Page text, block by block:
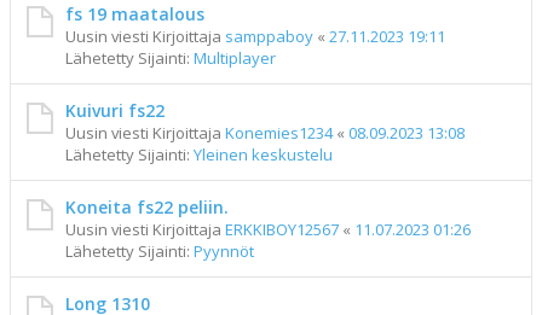
fs 19 maatalous
Uusin viesti Kirjoittaja samppaboy « 27.11.2023 19:11
Lähetetty Sijainti: Multiplayer
Kuivuri fs22
Uusin viesti Kirjoittaja Konemies1234« 08.09.2023 13:08
Lähetetty Sijainti: Yleinen keskustelu
Koneita fs22 peliin.
Uusin viesti Kirjoittaja ERKKIBOY12567 « 11.07.2023 01:26
Lähetetty Sijainti: Pyynnöt
Long 1310